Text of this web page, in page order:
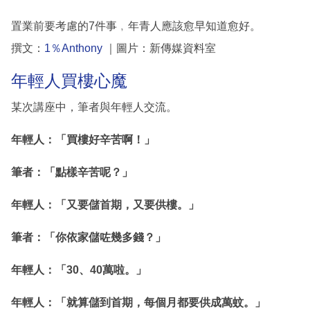
區
置業前要考慮的7件事﹐年青人應該愈早知道愈好。
撰文： 1％Anthony ｜圖片：新傳媒資料室
年輕人買樓心魔
某次講座中，筆者與年輕人交流。
年輕人：「買樓好辛苦啊！」
筆者：「點樣辛苦呢？」
年輕人：「又要儲首期，又要供樓。」
筆者：「你依家儲咗幾多錢？」
年輕人：「30、40萬啦。」
年輕人：「就算儲到首期，每個月都要供成萬蚊。」